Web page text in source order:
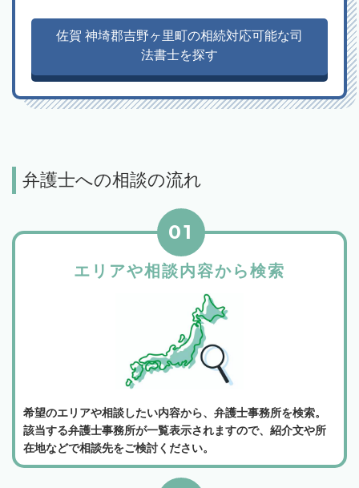
佐賀 神埼郡吉野ヶ里町の相続対応可能な司
法書士を探す
弁護士への相談の流れ
エリアや相談内容から検索
01
希望のエリアや相談したい内容から、弁護士事務所を検索。
該当する弁護士事務所が一覧表示されますので、紹介文や所
在地などで相談先をご検討ください。